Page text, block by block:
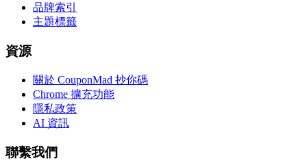
品牌索引
主題標籤
資源
關於 CouponMad 抄你碼
Chrome 擴充功能
隱私政策
AI 資訊
聯繫我們